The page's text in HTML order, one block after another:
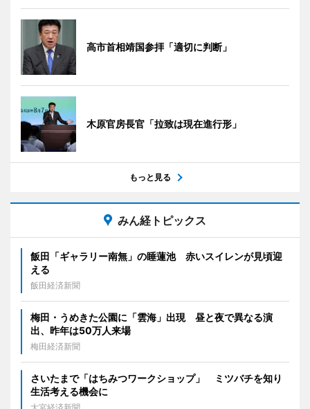
高市首相靖国参拝「適切に判断」
木原官房長官「拉致は現在進行形」
もっと見る
みん経トピックス
飯田「ギャラリー南無」の睡蓮池 赤いスイレンが見頃迎
える
飯田経済新聞
梅田・うめきた公園に「雲海」出現 昼と夜で異なる演
出、昨年は50万人来場
梅田経済新聞
さいたまで「はちみつワークショップ」 ミツバチを知り
生活考える機会に
大宮経済新聞